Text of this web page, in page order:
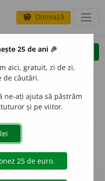
savings Donează
clear
opțiuni
25 de ani 🎉
aici, gratuit, zi de zi,
de căutări.
ne-ați ajuta să păstrăm
și pe viitor.